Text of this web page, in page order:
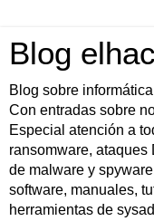
Blog
Blog sobre
Con entradas sobre
Especial atención a
ransomware, ataques
de malware y
software, manuales,
herramientas de